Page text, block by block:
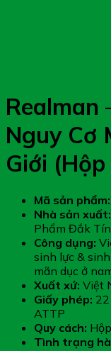
Realman
Nguy Cơ
Giới
Mã sản phẩm:
Nhà sản xuất:
Phẩm Đắk Tín
Công dụng:
sinh lực &
mãn dục ở
Xuất xứ: Việt
Giấy phép:
ATTP
Quy cách:
Tình trạng